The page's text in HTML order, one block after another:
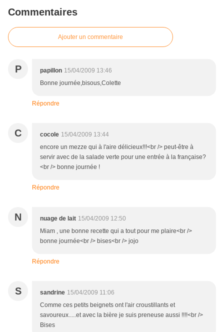
Commentaires
Ajouter un commentaire
P papillon 15/04/2009 13:46
Bonne journée,bisous,Colette
Répondre
C cocole 15/04/2009 13:44
encore un mezze qui à l'aire délicieux!!!<br /> peut-être à
servir avec de la salade verte pour une entrée à la française?
<br /> bonne journée !
Répondre
N nuage de lait 15/04/2009 12:50
Miam , une bonne recette qui a tout pour me plaire<br />
bonne journée<br /> bises<br /> jojo
Répondre
S sandrine 15/04/2009 11:06
Comme ces petits beignets ont l'air croustillants et
savoureux.....et avec la bière je suis preneuse aussi !!!!<br />
Bises